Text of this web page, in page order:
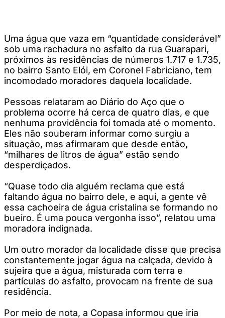
Uma água que vaza em “quantidade considerável”
sob uma rachadura no asfalto da rua Guarapari,
próximos às residências de números 1.717 e 1.735,
no bairro Santo Elói, em Coronel Fabriciano, tem
incomodado moradores daquela localidade.
Pessoas relataram ao Diário do Aço que o
problema ocorre há cerca de quatro dias, e que
nenhuma providência foi tomada até o momento.
Eles não souberam informar como surgiu a
situação, mas afirmaram que desde então,
“milhares de litros de água” estão sendo
desperdiçados.
“Quase todo dia alguém reclama que está
faltando água no bairro dele, e aqui, a gente vê
essa cachoeira de água cristalina se formando no
bueiro. É uma pouca vergonha isso”, relatou uma
moradora indignada.
Um outro morador da localidade disse que precisa
constantemente jogar água na calçada, devido à
sujeira que a água, misturada com terra e
partículas do asfalto, provocam na frente de sua
residência.
Por meio de nota, a Copasa informou que iria